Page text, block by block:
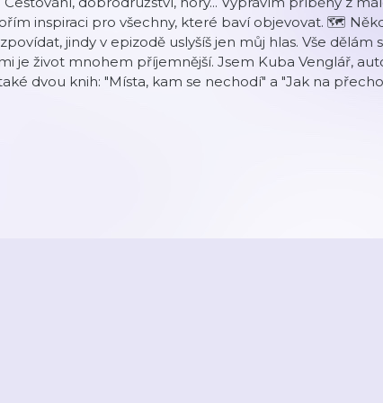
inspiraci pro všechny, které baví objevovat. 🗺️
jindy v epizodě uslyšíš jen můj hlas. Vše
je život mnohem příjemnější. Jsem Kuba Venglář,
dvou knih: "Místa, kam se nechodí" a "Jak na